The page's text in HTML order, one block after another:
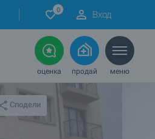
0 Вход
оценка продай меню
Сподели